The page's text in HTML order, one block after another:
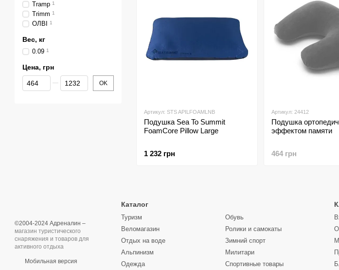
Артикул: STS APILFOAMLNB
Подушка Sea To Summit
FoamCore Pillow Large
1 232 грн
Артикул: 24412
Подушка
эффектом памяти
464 грн
Tramp 1
Trimm 1
ОЛВІ 1
Вес, кг
0.09 1
Цена, грн
От Цена, грн
До Цена, грн OK
©2004-2024 Адреналин –
магазин туристического
снаряжения и товаров для
активного отдыха
Мобильная версия
Каталог
Туризм
Веломагазин
Отдых на воде
Альпинизм
Одежда
Обувь
Ролики и самокаты
Зимний спорт
Милитари
Спортивные товары
О